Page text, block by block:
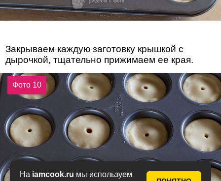
На iamcook.ru мы используем
Закрываем каждую заготовку крышкой с
дырочкой, тщательно прижимаем ее края.
Фото 10